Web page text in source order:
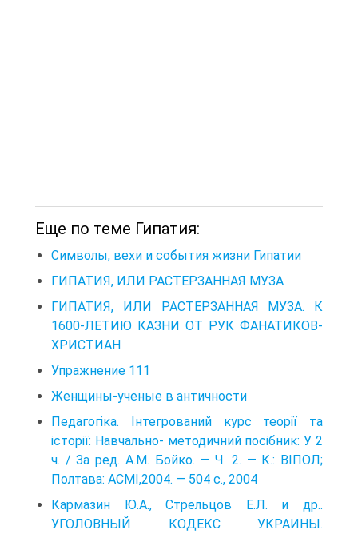
Еще по теме Гипатия:
Символы, вехи и события жизни Гипатии
ГИПАТИЯ, ИЛИ РАСТЕРЗАННАЯ МУЗА
ГИПАТИЯ, ИЛИ РАСТЕРЗАННАЯ МУЗА. К
1600-ЛЕТИЮ КАЗНИ ОТ РУК ФАНАТИКОВ-
ХРИСТИАН
Упражнение 111
Женщины-ученые в античности
Педагогіка. Інтегрований курс теорії та
історії: Навчально- методичний посібник: У 2
ч. / За ред. А.М. Бойко. — Ч. 2. — К.: ВІПОЛ;
Полтава: АСМІ,2004. — 504 с., 2004
Кармазин Ю.А., Стрельцов Е.Л. и др..
УГОЛОВНЫЙ КОДЕКС УКРАИНЫ.